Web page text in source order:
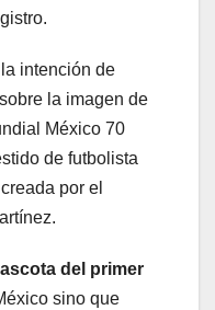
intención de
la imagen de
México 70
de futbolista
por el
del primer
sino que